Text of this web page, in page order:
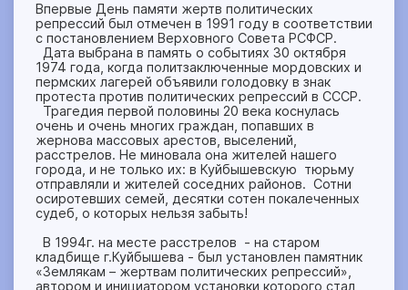
Впервые День памяти жертв политических
репрессий был отмечен в 1991 году в соответствии
с постановлением Верховного Совета РСФСР.
Дата выбрана в память о событиях 30 октября
1974 года, когда политзаключенные мордовских и
пермских лагерей объявили голодовку в знак
протеста против политических репрессий в СССР.
Трагедия первой половины 20 века коснулась
очень и очень многих граждан, попавших в
жернова массовых арестов, выселений,
расстрелов. Не миновала она жителей нашего
города, и не только их: в Куйбышевскую тюрьму
отправляли и жителей соседних районов. Сотни
осиротевших семей, десятки сотен покалеченных
судеб, о которых нельзя забыть!
В 1994г. на месте расстрелов - на старом
кладбище г.Куйбышева - был установлен памятник
«Землякам – жертвам политических репрессий»,
автором и инициатором установки которого стал